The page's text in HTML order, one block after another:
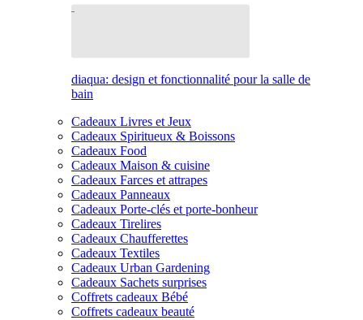
diaqua: design et fonctionnalité pour la salle de
bain
Cadeaux Livres et Jeux
Cadeaux Spiritueux & Boissons
Cadeaux Food
Cadeaux Maison & cuisine
Cadeaux Farces et attrapes
Cadeaux Panneaux
Cadeaux Porte-clés et porte-bonheur
Cadeaux Tirelires
Cadeaux Chaufferettes
Cadeaux Textiles
Cadeaux Urban Gardening
Cadeaux Sachets surprises
Coffrets cadeaux Bébé
Coffrets cadeaux beauté